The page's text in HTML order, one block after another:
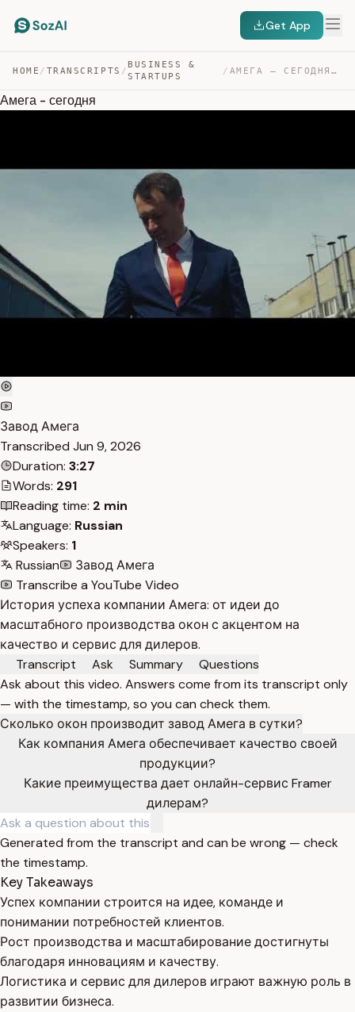
Get App
HOME / TRANSCRIPTS /
BUSINESS &
STARTUPS
/ АМЕГА – СЕГОДНЯ — TRANSCRIPT
Амега - сегодня
Завод Амега
Transcribed Jun 9, 2026
Duration: 3:27
Words: 291
Reading time: 2 min
Language: Russian
Speakers: 1
Russian
Завод Амега
Transcribe a YouTube Video
История успеха компании Амега: от идеи до
масштабного производства окон с акцентом на
качество и сервис для дилеров.
Transcript
Ask Summary
Questions
Ask about this video. Answers come from its transcript only
— with the timestamp, so you can check them.
Сколько окон производит завод Амега в сутки?
Как компания Амега обеспечивает качество своей
продукции?
Какие преимущества дает онлайн-сервис Framer
дилерам?
Generated from the transcript and can be wrong — check
the timestamp.
Key Takeaways
Успех компании строится на идее, команде и
понимании потребностей клиентов.
Рост производства и масштабирование достигнуты
благодаря инновациям и качеству.
Логистика и сервис для дилеров играют важную роль в
развитии бизнеса.